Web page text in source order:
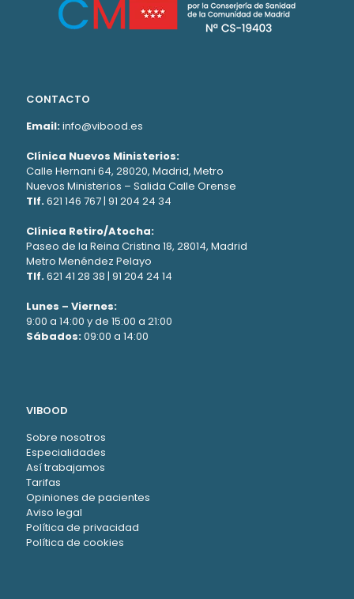
CONTACTO
Email:info@vibood.es
Clínica Nuevos Ministerios:
Calle Hernani 64, 28020, Madrid, Metro
Nuevos Ministerios – Salida Calle Orense
Tlf.621 146 767 | 91 204 24 34
Clínica Retiro/Atocha:
Paseo de la Reina Cristina 18, 28014, Madrid
Metro Menéndez Pelayo
Tlf.621 41 28 38 | 91 204 24 14
Lunes – Viernes:
9:00 a 14:00 y de 15:00 a 21:00
Sábados:09:00 a 14:00
VIBOOD
Sobre nosotros
Especialidades
Así trabajamos
Tarifas
Opiniones de pacientes
Aviso legal
Política de privacidad
Política de cookies